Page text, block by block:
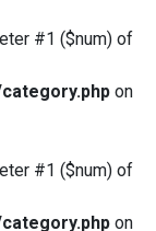
#1 ($num) of
on
#1 ($num) of
on